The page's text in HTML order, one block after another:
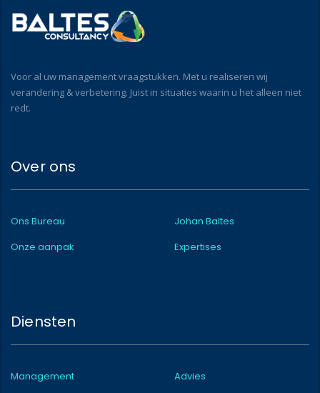
Voor al uw management vraagstukken. Met u realiseren wij
verandering & verbetering. Juist in situaties waarin u het alleen niet
redt.
Over ons
Ons Bureau
Johan Baltes
Onze aanpak
Expertises
Diensten
Management Advies